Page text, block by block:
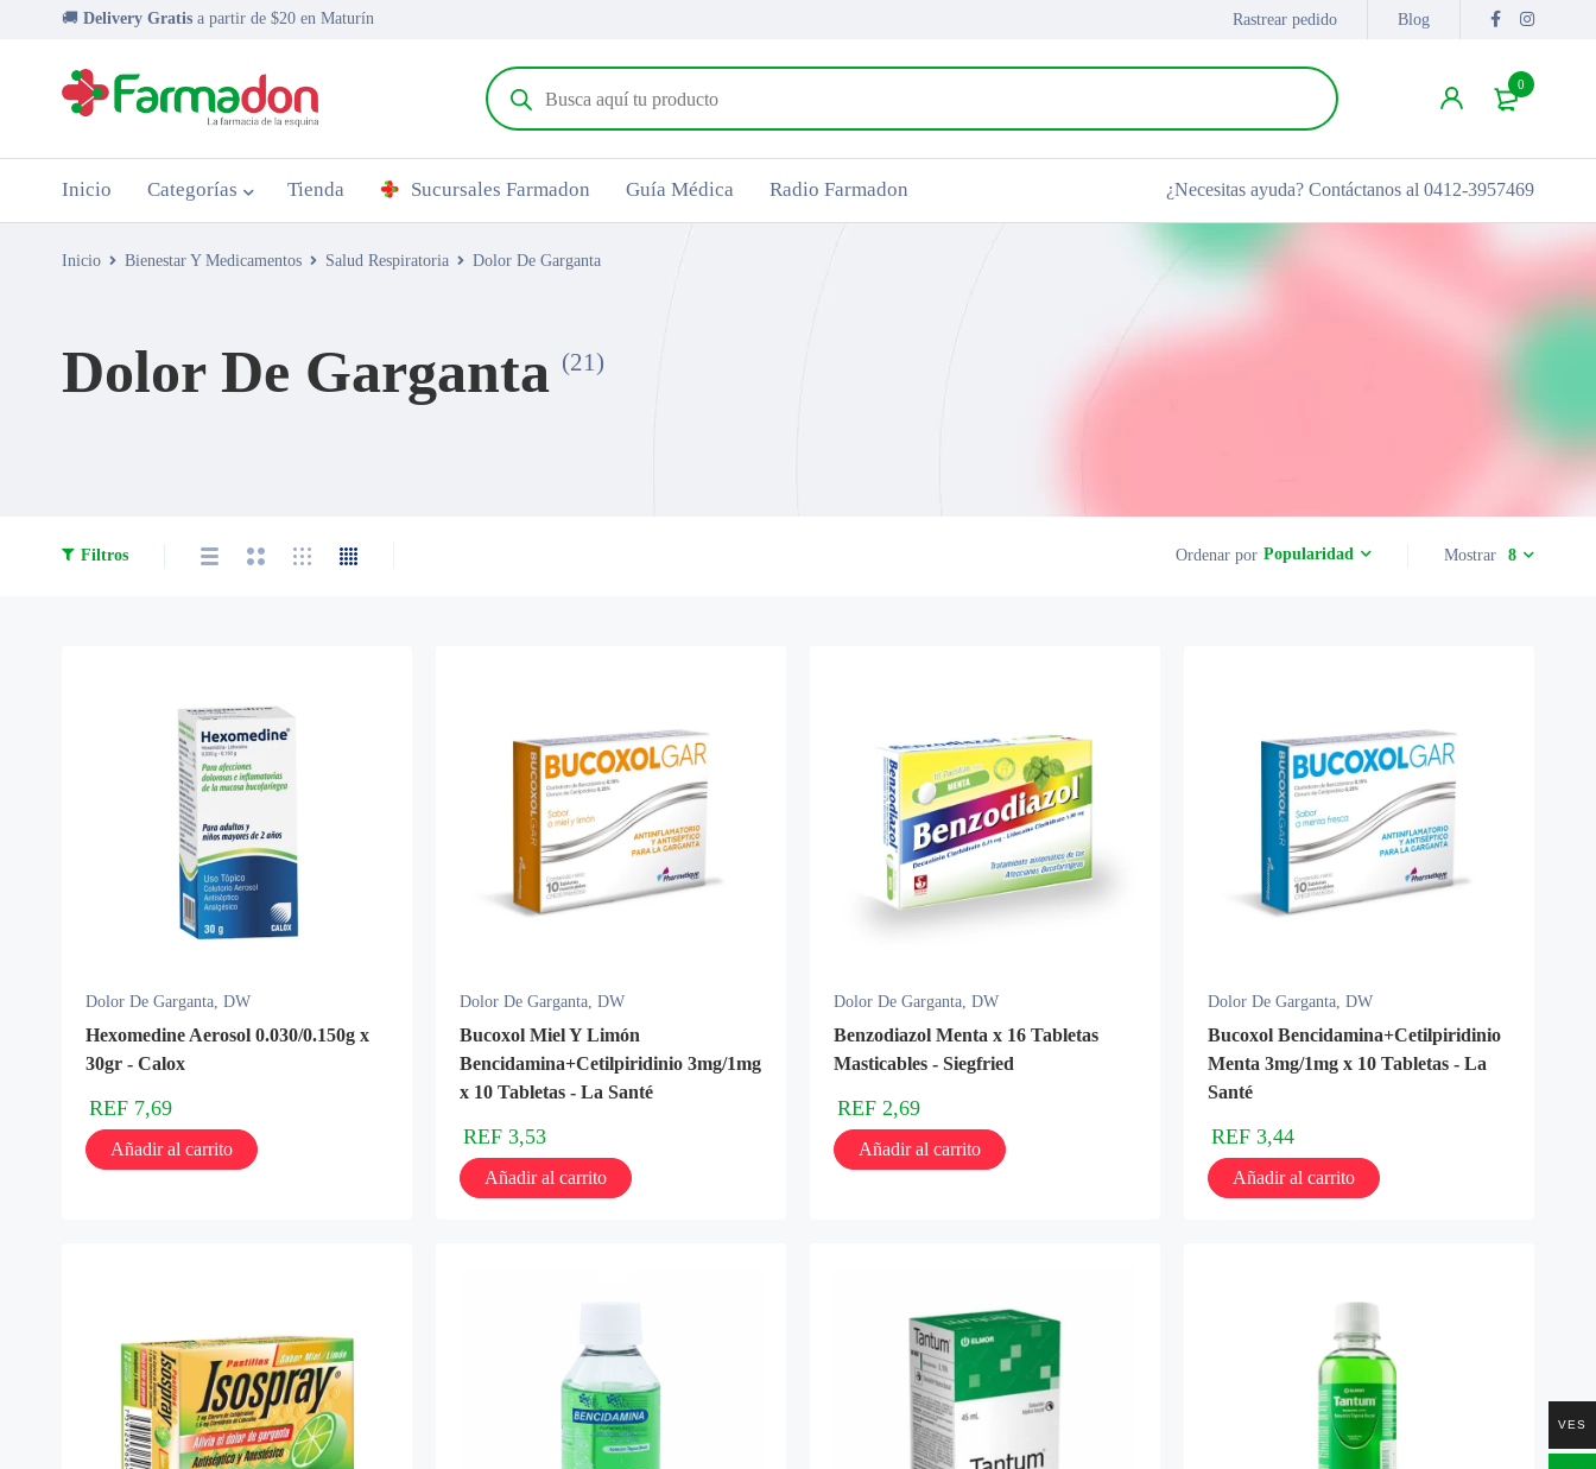
🚚 Delivery Gratis a partir de $20 en Maturín Rastrear pedido Blog
0
Inicio Categorías Tienda Sucursales Farmadon Guía Médica Radio Farmadon ¿Necesitas ayuda? Contáctanos al 0412-3957469
Inicio Bienestar Y Medicamentos Salud Respiratoria Dolor De Garganta
Dolor De Garganta (21)
Filtros Ordenar por Popularidad Mostrar 8
Dolor De Garganta, DW
Hexomedine Aerosol 0.030/0.150g x
30gr - Calox
REF 7,69
Añadir al carrito
Dolor De Garganta, DW
Bucoxol Miel Y Limón
Bencidamina+Cetilpiridinio 3mg/1mg
x 10 Tabletas - La Santé
REF 3,53
Añadir al carrito
Dolor De Garganta, DW
Benzodiazol Menta x 16 Tabletas
Masticables - Siegfried
REF 2,69
Añadir al carrito
Dolor De Garganta, DW
Bucoxol Bencidamina+Cetilpiridinio
Menta 3mg/1mg x 10 Tabletas - La
Santé
REF 3,44
Añadir al carrito
VES